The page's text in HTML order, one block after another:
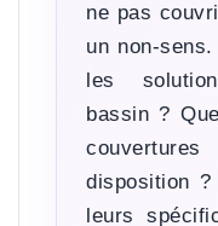
ne pas
un non-
les
bassin ?
disposition
leurs